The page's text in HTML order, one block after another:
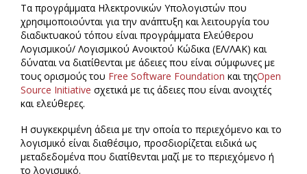
Τα προγράμματα Ηλεκτρονικών Υπολογιστών που
χρησιμοποιούνται για την ανάπτυξη και λειτουργία του
διαδικτυακού τόπου είναι προγράμματα Ελεύθερου
Λογισμικού/ Λογισμικού Ανοικτού Κώδικα (ΕΛ/ΛΑΚ) και
δύναται να διατίθενται με άδειες που είναι σύμφωνες με
τους ορισμούς του Free Software Foundation και τηςOpen
Source Initiative σχετικά με τις άδειες που είναι ανοιχτές
και ελεύθερες.
Η συγκεκριμένη άδεια με την οποία το περιεχόμενο και το
λογισμικό είναι διαθέσιμο, προσδιορίζεται ειδικά ως
μεταδεδομένα που διατίθενται μαζί με το περιεχόμενο ή
το λογισμικό.